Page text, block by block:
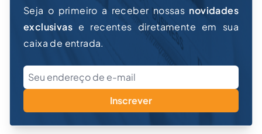
Seja o primeiro a receber nossas novidades
exclusivas e recentes diretamente em sua
caixa de entrada.
Inscrever